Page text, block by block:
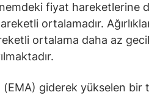
fiyat hareketlerine
ortalamadır.
ortalama daha az
giderek yükselen bir